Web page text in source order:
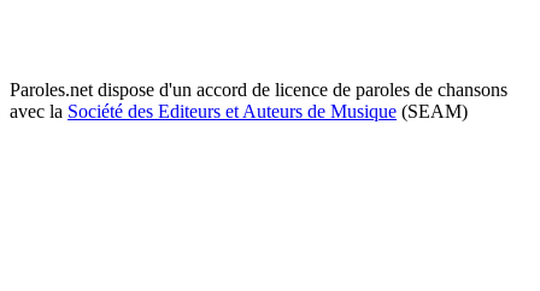
Paroles.net dispose d'un accord de licence de paroles de chansons
avec la Société des Editeurs et Auteurs de Musique (SEAM)